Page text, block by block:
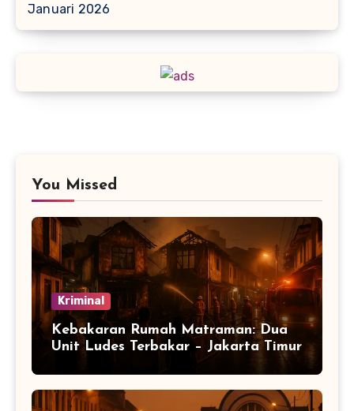
Januari 2026
You Missed
Kriminal
Kebakaran Rumah Matraman: Dua
Unit Ludes Terbakar – Jakarta Timur